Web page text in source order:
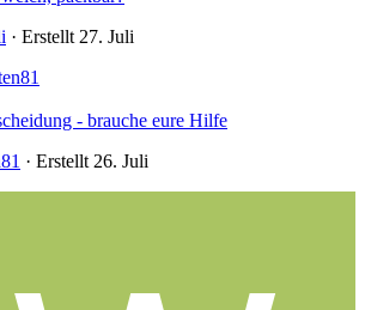
· Erstellt 27. Juli
- brauche eure Hilfe
· Erstellt 26. Juli